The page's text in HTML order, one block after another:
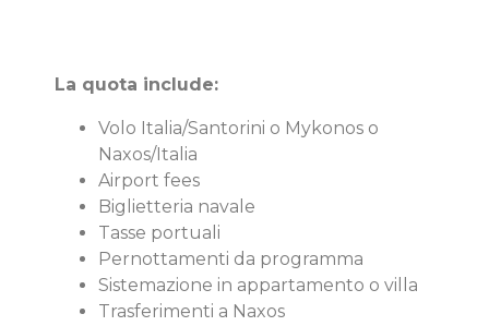
La quota include:
Volo Italia/Santorini o Mykonos o
Naxos/Italia
Airport fees
Biglietteria navale
Tasse portuali
Pernottamenti da programma
Sistemazione in appartamento o villa
Trasferimenti a Naxos